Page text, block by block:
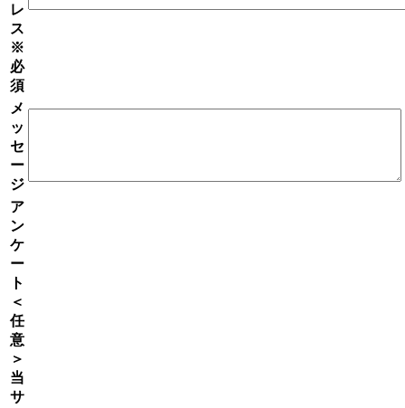
レ
ス
※
必
須
メ
ッ
セ
ー
ジ
ア
ン
ケ
ー
ト
＜
任
意
＞
当
サ